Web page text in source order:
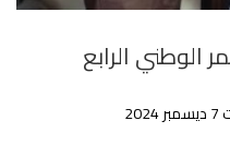
الرابع